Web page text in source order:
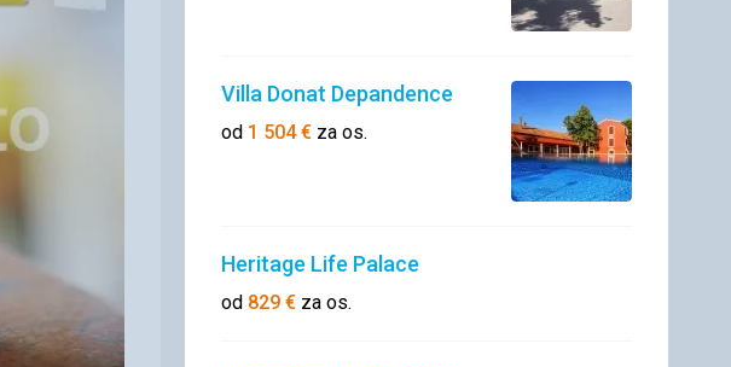
Villa Donat Depandence
od 1 504€ za os.
Heritage Life Palace
od 829 € za os.